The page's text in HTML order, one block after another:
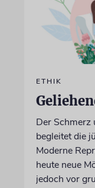
ETHIK
Der
begleitet die
Moderne
heute neue
jedoch vor